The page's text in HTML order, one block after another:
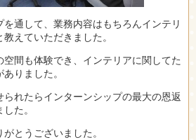
通して、業務内容はもちろんインテリ
えていただきました。
間も体験でき、インテリアに関してた
りました。
れたらインターンシップの最大の恩返
た。
とうございました。